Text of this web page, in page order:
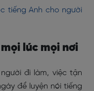
tiếng Anh cho người
lúc mọi nơi
đi làm, việc tận
để luyện nói tiếng